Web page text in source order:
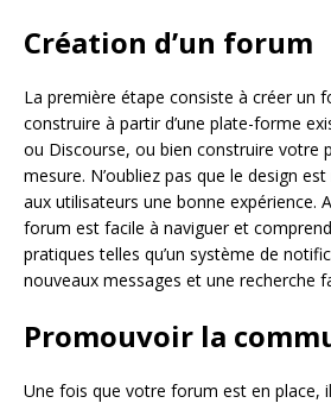
Création d’un forum
La première étape consiste à créer un
construire à partir d’une plate-forme
ou Discourse, ou bien construire votre
mesure. N’oubliez pas que le design
aux utilisateurs une bonne expérience.
forum est facile à naviguer et
pratiques telles qu’un système de
nouveaux messages et une recherche
Promouvoir la
Une fois que votre forum est en place,